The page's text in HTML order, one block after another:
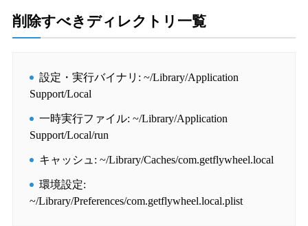
削除すべきディレクトリ一覧
設定・実行バイナリ: ~/Library/Application
Support/Local
一時実行ファイル: ~/Library/Application
Support/Local/run
キャッシュ: ~/Library/Caches/com.getflywheel.local
環境設定:
~/Library/Preferences/com.getflywheel.local.plist